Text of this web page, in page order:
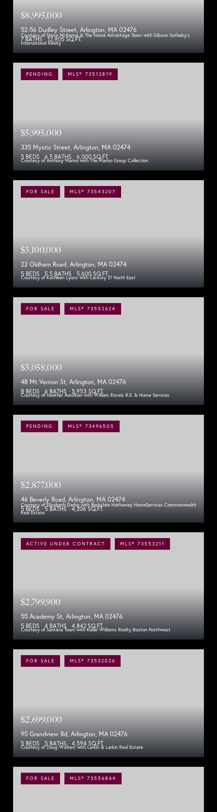
Courtesy of Steve McKenna & The Home Advantage Team with Gibson Sotheby's
International Realty
$8,995,000
52-56 Dudley Street, Arlington, MA 02476
7 BATHS 12,905 SQ.FT.
PENDING MLS® 73512819
Courtesy of Anthony Marino with The Marino Group Collection
$5,995,000
335 Mystic Street, Arlington, MA 02474
5 BEDS 6.5 BATHS 6,000 SQ.FT.
FOR SALE MLS® 73543207
Courtesy of Kathleen Lyons with Century 21 North East
$3,100,000
22 Oldham Road, Arlington, MA 02474
5 BEDS 5.5 BATHS 5,600 SQ.FT.
FOR SALE MLS® 73552624
Courtesy of Heather Aordkian with William Raveis R.E. & Home Services
$3,058,000
48 Mt Vernon St, Arlington, MA 02476
8 BEDS 6 BATHS 5,953 SQ.FT.
PENDING MLS® 73496505
Courtesy of Elizabeth Darby with Berkshire Hathaway HomeServices Commonwealth
Real Estate
$2,877,000
46 Beverly Road, Arlington, MA 02474
5 BEDS 5 BATHS 4,206 SQ.FT.
ACTIVE UNDER CONTRACT MLS® 73553211
Courtesy of Santana Team with Keller Williams Realty Boston Northwest
$2,799,900
55 Academy St, Arlington, MA 02476
5 BEDS 4 BATHS 4,842 SQ.FT.
FOR SALE MLS® 73532026
Courtesy of Doug Walters with Larkin & Larkin Real Estate
$2,699,000
95 Grandview Rd, Arlington, MA 02476
5 BEDS 5 BATHS 4,594 SQ.FT.
FOR SALE MLS® 73556864